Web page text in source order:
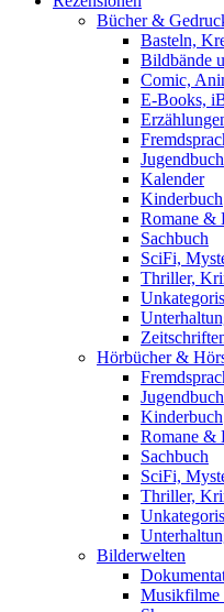
Bücher &
Basteln,
Bildbände
Comic,
E-Books,
Jugendbuch
Kalender
Kinderbuch
Romane &
Sachbuch
SciFi,
Thriller,
Hörbücher &
Jugendbuch
Kinderbuch
Romane &
Sachbuch
SciFi,
Thriller,
Bilderwelten
Musikfilme